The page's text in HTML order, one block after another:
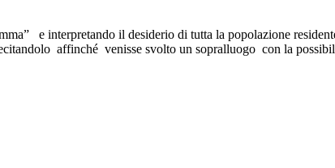
e interpretando il desiderio di tutta la popolazione
affinché venisse svolto un sopralluogo con la